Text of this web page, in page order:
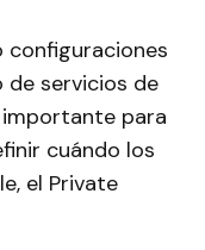
servicios de
para
cuándo los
el Private